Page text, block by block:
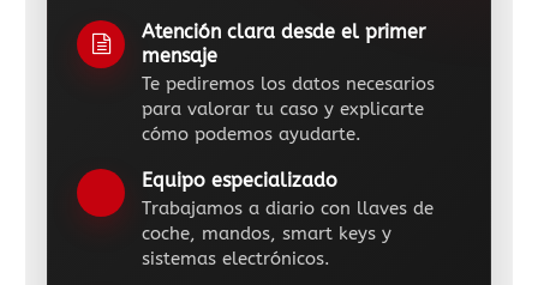
Atención clara desde el primer
mensaje
Te pediremos los datos necesarios
para valorar tu caso y explicarte
cómo podemos ayudarte.
Equipo especializado
Trabajamos a diario con llaves de
coche, mandos, smart keys y
sistemas electrónicos.